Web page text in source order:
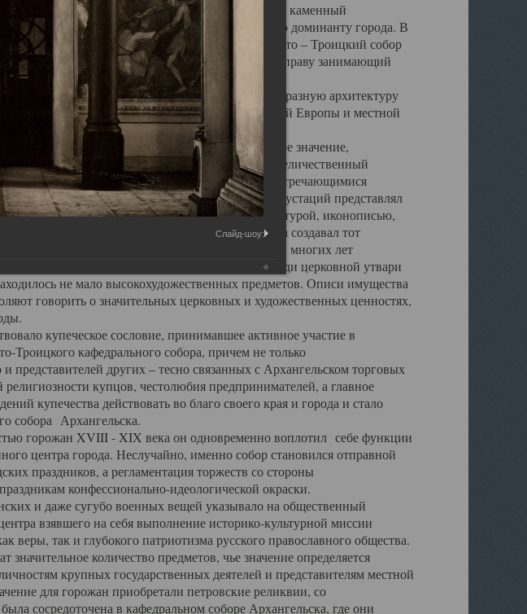
в центре Архангельска, величественный каменный
превратился в зрительную и градостроительную доминанту города. В
равных на Севере. Вплоть до разрушения Свято – Троицкий собор
из городских строений Архангельска, по праву занимающий
в градостроительной картине Архангельска.
России воплотил в себе яркую и своеобразную архитектуру
ней архитектурными течениями России, Западной Европы и местной
зодчества.
собора, вполне оправдывали его кафедральное значение,
культовых построек города. Обширный и величественный
ионического стиля, с единственными нигде не встречающимися
и множеством резных, символических инкрустаций представлял
В совокупности же с живописью, скульптурой, иконописью,
церковной утвари интерьер Троицкого храма создавал тот
декоративного убранства собора, на протяжении многих лет
В соборной ризнице, библиотеке, среди церковной утвари
не мало высокохудожественных предметов. Описи имущества
говорить о значительных церковных и художественных ценностях,
купеческое сословие, принимавшее активное участие в
Троицкого кафедрального собора, причем не только
представителей других – тесно связанных с Архангельском торговых
купцов, честолюбия предпринимателей, а главное
купечества действовать во благо своего края и города и стало
собора Архангельска.
горожан XVIII - XIX века он одновременно воплотил себе функции
центра города. Неслучайно, именно собор становился отправной
праздников, а регламентация торжеств со стороны
конфессионально-идеологической окраски.
и даже сугубо военных вещей указывало на общественный
взявшего на себя выполнение историко-культурной миссии
веры, так и глубокого патриотизма русского православного общества.
значительное количество предметов, чье значение определяется
крупных государственных деятелей и представителям местной
для горожан приобретали петровские реликвии, со
сосредоточена в кафедральном соборе Архангельска, где они
Слайд-шоу: